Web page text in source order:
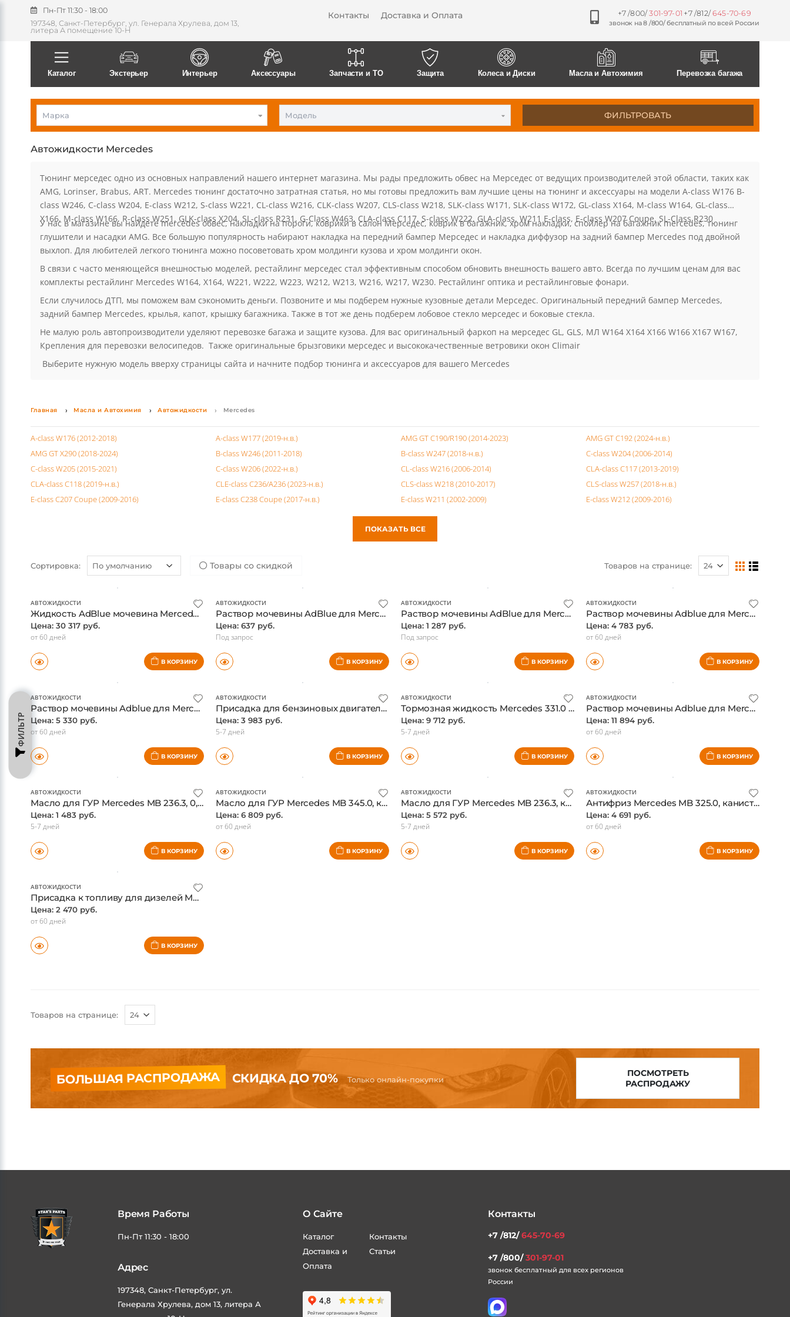
ФИЛЬТР
+7 /800/301-97-01 +7 /812/645-70-69
звонок на 8 /800/ бесплатный по всей России
Пн-Пт 11:30 - 18:00
197348, Санкт-Петербург, ул. Генерала Хрулева, дом 13,
литера А помещение 10-Н
Контакты Доставка и Оплата
Каталог Экстерьер Интерьер Аксессуары Запчасти и ТО Защита Колеса и Диски Масла и Автохимия Перевозка багажа
Марка Модель ФИЛЬТРОВАТЬ
Автожидкости Mercedes
Тюнинг мерседес одно из основных направлений нашего интернет магазина. Мы рады предложить обвес на Мерседес от ведущих производителей этой области, таких как
AMG, Lorinser, Brabus, ART. Mercedes тюнинг достаточно затратная статья, но мы готовы предложить вам лучшие цены на тюнинг и аксессуары на модели A-class W176 B-
class W246, C-class W204, E-class W212, S-class W221, CL-class W216, CLK-class W207, CLS-class W218, SLK-class W171, SLK-class W172, GL-class X164, M-class W164, GL-class
X166, M-class W166, R-class W251, GLK-class X204, SL-class R231, G-Class W463, CLA-class C117, S-class W222, GLA-class, W211 E-class, E-class W207 Coupe, SL-Class R230
У нас в магазине вы найдете mercedes обвес, накладки на пороги, коврики в салон Мерседес, коврик в багажник, хром накладки, спойлер на багажник mercedes, тюнинг
глушители и насадки AMG. Все большую популярность набирают накладка на передний бампер Мерседес и накладка диффузор на задний бампер Mercedes под двойной
выхлоп. Для любителей легкого тюнинга можно посоветовать хром молдинги кузова и хром молдинги окон.
В связи с часто меняющейся внешностью моделей, рестайлинг мерседес стал эффективным способом обновить внешность вашего авто. Всегда по лучшим ценам для вас
комплекты рестайлинг Mercedes W164, X164, W221, W222, W223, W212, W213, W216, W217, W230. Рестайлинг оптика и рестайлинговые фонари.
Если случилось ДТП, мы поможем вам сэкономить деньги. Позвоните и мы подберем нужные кузовные детали Мерседес. Оригинальный передний бампер Mercedes,
задний бампер Mercedes, крылья, капот, крышку багажника. Также в тот же день подберем лобовое стекло мерседес и боковые стекла.
Не малую роль автопроизводители уделяют перевозке багажа и защите кузова. Для вас оригинальный фаркоп на мерседес GL, GLS, МЛ W164 X164 X166 W166 X167 W167,
Крепления для перевозки велосипедов. Также оригинальные брызговики мерседес и высококачественные ветровики окон Climair
Выберите нужную модель вверху страницы сайта и начните подбор тюнинга и аксессуаров для вашего Mercedes
Главная Масла и Автохимия Автожидкости Mercedes
A-class W176 (2012-2018) A-class W177 (2019-н.в.) AMG GT C190/R190 (2014-2023)
AMG GT C192 (2024-н.в.)
AMG GT X290 (2018-2024)
B-class W246 (2011-2018) B-class W247 (2018-н.в.)
C-class W204 (2006-2014)
C-class W205 (2015-2021)
C-class W206 (2022-н.в.) CL-class W216 (2006-2014)
CLA-class C117 (2013-2019)
CLA-class C118 (2019-н.в.)
CLE-class C236/A236 (2023-н.в.) CLS-class W218 (2010-2017)
CLS-class W257 (2018-н.в.)
E-class C207 Coupe (2009-2016)
E-class C238 Coupe (2017-н.в.) E-class W211 (2002-2009) E-class W212 (2009-2016)
ПОКАЗАТЬ ВСЕ
Сортировка: Товары со скидкой Товаров на странице:
АВТОЖИДКОСТИ
Жидкость AdBlue мочевина Mercedes, объем 10L, оригинал
Цена: 30 317 руб.
от 60 дней
В КОРЗИНУ
АВТОЖИДКОСТИ
Раствор мочевины AdBlue для Mercedes, 10 л., оригинал
Цена: 637 руб.
Под запрос
В КОРЗИНУ
АВТОЖИДКОСТИ
Раствор мочевины AdBlue для Mercedes, 20 л., оригинал
Цена: 1 287 руб.
Под запрос
В КОРЗИНУ
АВТОЖИДКОСТИ
Раствор мочевины Adblue для Mercedes, 1,89 л., оригинал
Цена: 4 783 руб.
от 60 дней
В КОРЗИНУ
АВТОЖИДКОСТИ
Раствор мочевины Adblue для Mercedes, 1,89 л., оригинал A000583010712
Цена: 5 330 руб.
от 60 дней
В КОРЗИНУ
АВТОЖИДКОСТИ
Присадка для бензиновых двигателей Mercedes, оригинал
Цена: 3 983 руб.
5-7 дней
В КОРЗИНУ
АВТОЖИДКОСТИ
Тормозная жидкость Mercedes 331.0 DOT4, 1 л., оригинал
Цена: 9 712 руб.
5-7 дней
В КОРЗИНУ
АВТОЖИДКОСТИ
Раствор мочевины Adblue для Mercedes, 5 л., оригинал
Цена: 11 894 руб.
от 60 дней
В КОРЗИНУ
АВТОЖИДКОСТИ
Масло для ГУР Mercedes MB 236.3, 0,5 л., оригинал
Цена: 1 483 руб.
5-7 дней
В КОРЗИНУ
АВТОЖИДКОСТИ
Масло для ГУР Mercedes MB 345.0, канистра 1 л., оригинал
Цена: 6 809 руб.
от 60 дней
В КОРЗИНУ
АВТОЖИДКОСТИ
Масло для ГУР Mercedes MB 236.3, канистра 1 л., оригинал
Цена: 5 572 руб.
5-7 дней
В КОРЗИНУ
АВТОЖИДКОСТИ
Антифриз Mercedes MB 325.0, канистра 1,5 л., оригинал
Цена: 4 691 руб.
от 60 дней
В КОРЗИНУ
АВТОЖИДКОСТИ
Присадка к топливу для дизелей Mercedes, оригинал
Цена: 2 470 руб.
от 60 дней
В КОРЗИНУ
Товаров на странице:
БОЛЬШАЯ РАСПРОДАЖА СКИДКА ДО 70% Только онлайн-покупки
ПОСМОТРЕТЬ
РАСПРОДАЖУ
Время Работы
Пн-Пт 11:30 - 18:00
Адрес
197348, Санкт-Петербург, ул.
Генерала Хрулева, дом 13, литера А
О Сайте
Каталог
Доставка и
Оплата
Контакты
Статьи
Контакты
+7 /812/645-70-69
+7 /800/301-97-01
звонок бесплатный для всех регионов
России